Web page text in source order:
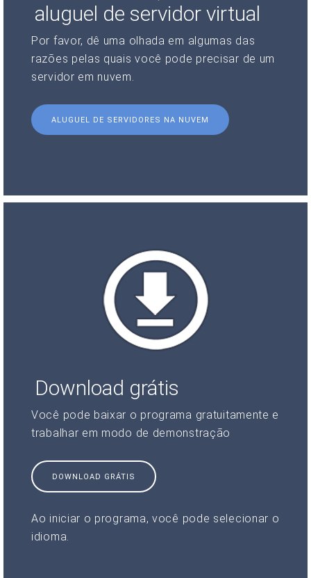
aluguel de servidor virtual
Por favor, dê uma olhada em algumas das
razões pelas quais você pode precisar de um
servidor em nuvem.
ALUGUEL DE SERVIDORES NA NUVEM
Download grátis
Você pode baixar o programa gratuitamente e
trabalhar em modo de demonstração
DOWNLOAD GRÁTIS
Ao iniciar o programa, você pode selecionar o
idioma.